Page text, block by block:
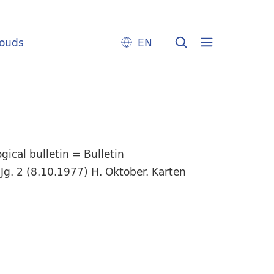
EN
bulletin = Bulletin
2 (8.10.1977) H. Oktober. Karten